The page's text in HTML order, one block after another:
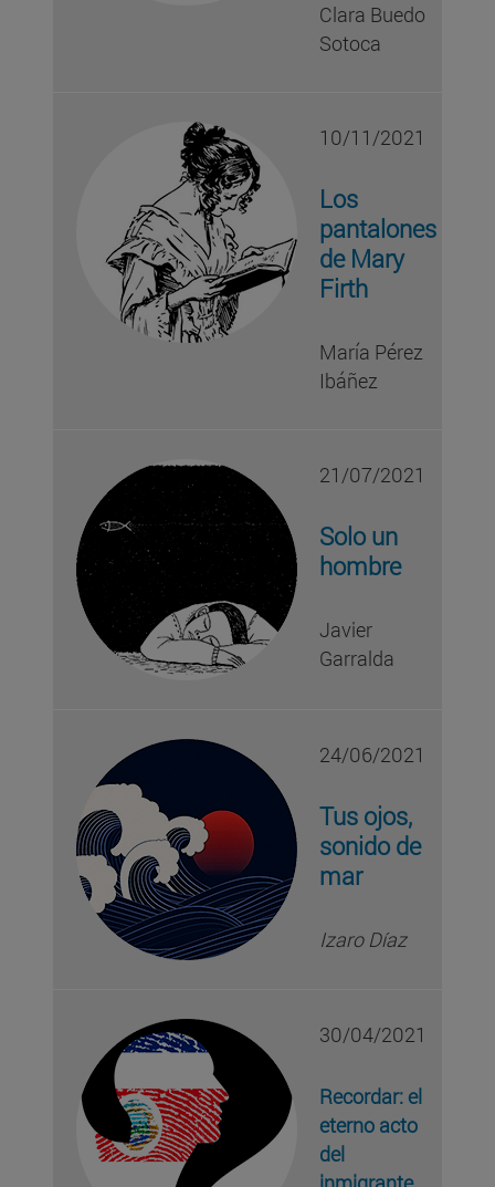
Clara Buedo
Sotoca
10/11/2021
Los
pantalones
de Mary
Firth
María Pérez
Ibáñez
21/07/2021
Solo un
hombre
Javier
Garralda
24/06/2021
Tus ojos,
sonido de
mar
Izaro Díaz
30/04/2021
Recordar: el
eterno acto
del